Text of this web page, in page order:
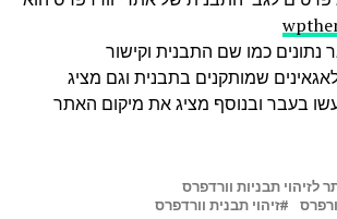
נתונים כמו שם התבנית וקישור
שמותקנים בתבנית וגם מציג
בעבר ובנוסף מציג את מיקום האתר
זיהוי תבנית וורדפרס